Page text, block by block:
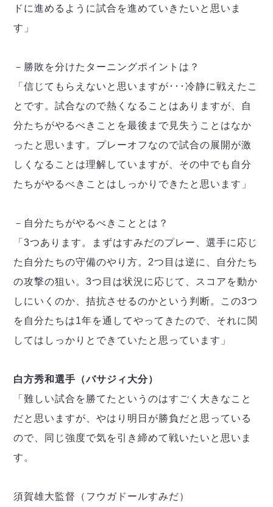
ドに進めるように試合を進めていきたいと思いま
す」
－勝敗を分けたターニングポイントは？
「信じてもらえないと思いますが･･･冷静に戦えたこ
とです。試合なので熱くなることはありますが、自
分たちがやるべきことを最後まで見失うことはなか
ったと思います。プレーオフなので試合の展開が激
しくなることは理解していますが、その中でも自分
たちがやるべきことはしっかりできたと思います」
－自分たちがやるべきこととは？
「3つあります。まずはすみだのプレー、選手に応じ
た自分たちの守備のやり方。2つ目は逆に、自分たち
の攻撃の狙い。3つ目は状況に応じて、スコアを動か
しにいくのか、拮抗させるのかという判断。この3つ
を自分たちは1年を通してやってきたので、それに関
してはしっかりとできていたと思っています」
白方秀和選手（バサジィ大分）
「難しい試合を勝てたというのはすごく大きなこと
だと思いますが、やはり明日が勝負だと思っている
ので、同じ強度で気を引き締めて戦いたいと思いま
す。
須賀雄大監督（フウガドールすみだ）